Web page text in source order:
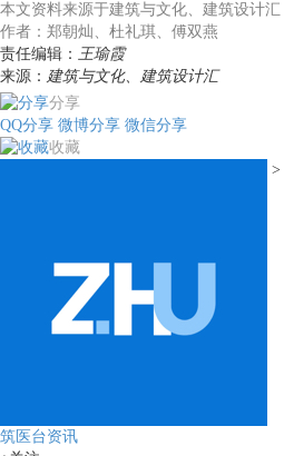
本文资料来源于建筑与文化、建筑设计
作者：郑朝灿、杜礼琪、傅双燕
责任编辑： 王瑜霞
来源： 建筑与文化、建筑设计汇
分享
QQ分享 微博分享 微信分享
收藏
>
筑医台资讯